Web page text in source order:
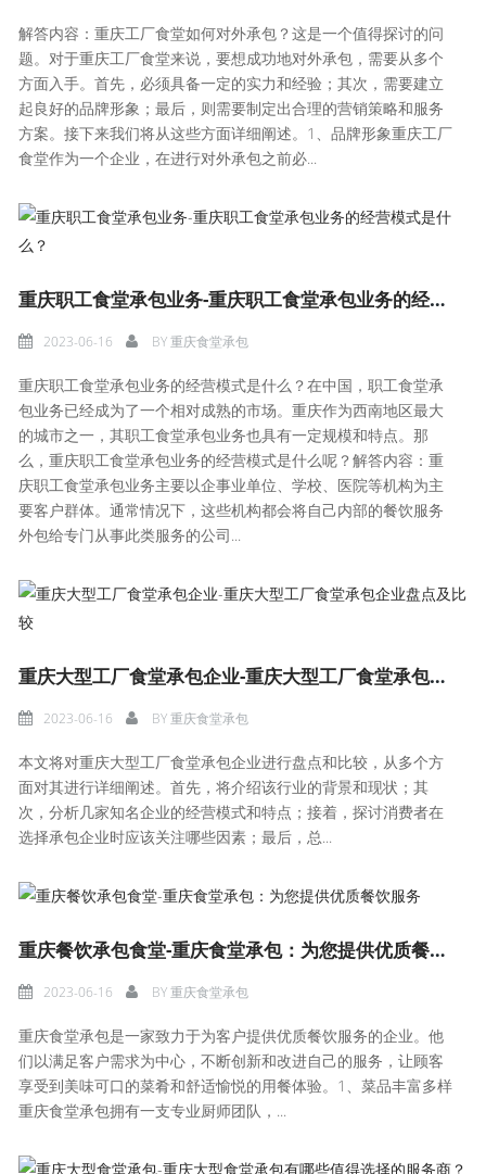
解答内容：重庆工厂食堂如何对外承包？这是一个值得探讨的问
题。对于重庆工厂食堂来说，要想成功地对外承包，需要从多个
方面入手。首先，必须具备一定的实力和经验；其次，需要建立
起良好的品牌形象；最后，则需要制定出合理的营销策略和服务
方案。接下来我们将从这些方面详细阐述。1、品牌形象重庆工厂
食堂作为一个企业，在进行对外承包之前必...
重庆职工食堂承包业务-重庆职工食堂承包业务的经营模式是什么？
2023-06-16 BY重庆食堂承包
重庆职工食堂承包业务的经营模式是什么？在中国，职工食堂承
包业务已经成为了一个相对成熟的市场。重庆作为西南地区最大
的城市之一，其职工食堂承包业务也具有一定规模和特点。那
么，重庆职工食堂承包业务的经营模式是什么呢？解答内容：重
庆职工食堂承包业务主要以企事业单位、学校、医院等机构为主
要客户群体。通常情况下，这些机构都会将自己内部的餐饮服务
外包给专门从事此类服务的公司...
重庆大型工厂食堂承包企业-重庆大型工厂食堂承包企业盘点及比较
2023-06-16 BY重庆食堂承包
本文将对重庆大型工厂食堂承包企业进行盘点和比较，从多个方
面对其进行详细阐述。首先，将介绍该行业的背景和现状；其
次，分析几家知名企业的经营模式和特点；接着，探讨消费者在
选择承包企业时应该关注哪些因素；最后，总...
重庆餐饮承包食堂-重庆食堂承包：为您提供优质餐饮服务
2023-06-16 BY重庆食堂承包
重庆食堂承包是一家致力于为客户提供优质餐饮服务的企业。他
们以满足客户需求为中心，不断创新和改进自己的服务，让顾客
享受到美味可口的菜肴和舒适愉悦的用餐体验。1、菜品丰富多样
重庆食堂承包拥有一支专业厨师团队，...